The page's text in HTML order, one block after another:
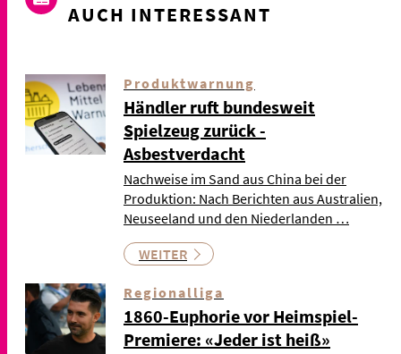
AUCH INTERESSANT
Produktwarnung
Händler ruft bundesweit
Spielzeug zurück -
Asbestverdacht
Nachweise im Sand aus China bei der
Produktion: Nach Berichten aus Australien,
Neuseeland und den Niederlanden …
WEITER
Regionalliga
1860-Euphorie vor Heimspiel-
Premiere: «Jeder ist heiß»